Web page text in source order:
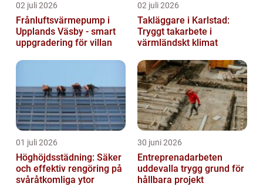
02 juli 2026
Frånluftsvärmepump i
Upplands Väsby - smart
uppgradering för villan
02 juli 2026
Takläggare i Karlstad:
Tryggt takarbete i
värmländskt klimat
01 juli 2026
Höghöjdsstädning: Säker
och effektiv rengöring på
svåråtkomliga ytor
30 juni 2026
Entreprenadarbeten
uddevalla trygg grund för
hållbara projekt